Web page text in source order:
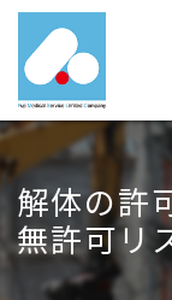
解体の許
無許可リ